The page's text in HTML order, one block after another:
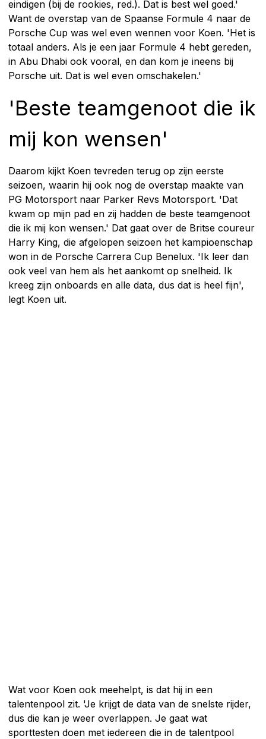
eindigen (bij de rookies, red.). Dat is best wel goed.'
Want de overstap van de Spaanse Formule 4 naar de
Porsche Cup was wel even wennen voor Koen. 'Het is
totaal anders. Als je een jaar Formule 4 hebt gereden,
in Abu Dhabi ook vooral, en dan kom je ineens bij
Porsche uit. Dat is wel even omschakelen.'
'Beste teamgenoot die ik
mij kon wensen'
Daarom kijkt Koen tevreden terug op zijn eerste
seizoen, waarin hij ook nog de overstap maakte van
PG Motorsport naar Parker Revs Motorsport. 'Dat
kwam op mijn pad en zij hadden de beste teamgenoot
die ik mij kon wensen.' Dat gaat over de Britse coureur
Harry King, die afgelopen seizoen het kampioenschap
won in de Porsche Carrera Cup Benelux. 'Ik leer dan
ook veel van hem als het aankomt op snelheid. Ik
kreeg zijn onboards en alle data, dus dat is heel fijn',
legt Koen uit.
Wat voor Koen ook meehelpt, is dat hij in een
talentenpool zit. 'Je krijgt de data van de snelste rijder,
dus die kan je weer overlappen. Je gaat wat
sporttesten doen met iedereen die in de talentpool